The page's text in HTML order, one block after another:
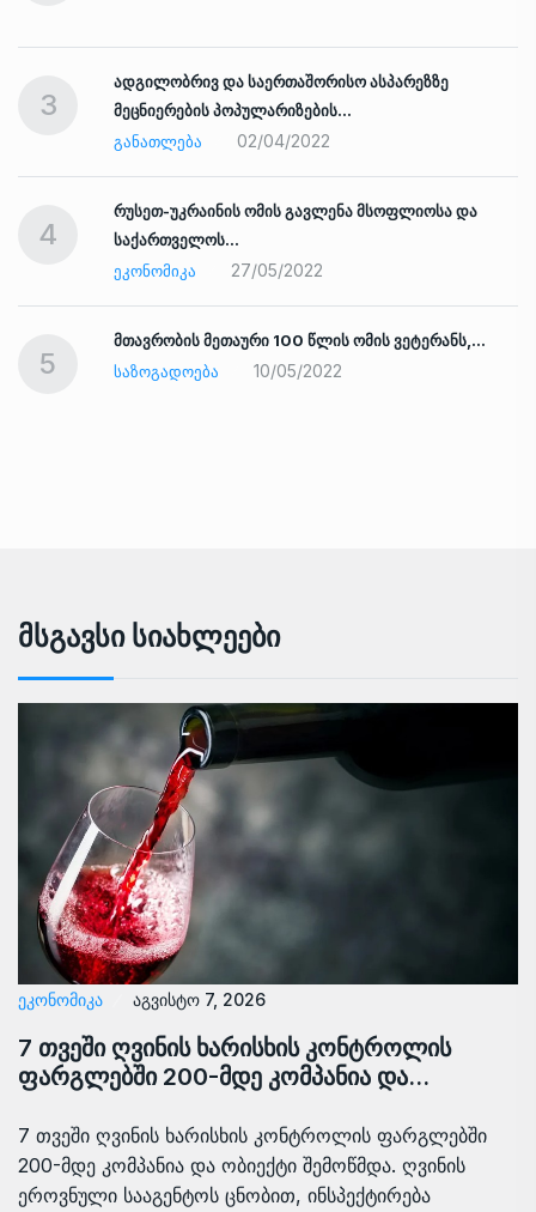
3
ადგილობრივ და საერთაშორისო ასპარეზზე
მეცნიერების პოპულარიზების…
ᲒᲐᲜᲐᲗᲚᲔᲑᲐ
02/04/2022
4
რუსეთ-უკრაინის ომის გავლენა მსოფლიოსა და
საქართველოს…
ᲔᲙᲝᲜᲝᲛᲘᲙᲐ
27/05/2022
5
მთავრობის მეთაური 100 წლის ომის ვეტერანს,…
ᲡᲐᲖᲝᲒᲐᲓᲝᲔᲑᲐ
10/05/2022
Მსგავსი Სიახლეები
ᲔᲙᲝᲜᲝᲛᲘᲙᲐ აგვისტო 7, 2026
7 თვეში ღვინის ხარისხის კონტროლის
ფარგლებში 200-მდე კომპანია და…
7 თვეში ღვინის ხარისხის კონტროლის ფარგლებში
200-მდე კომპანია და ობიექტი შემოწმდა. ღვინის
ეროვნული სააგენტოს ცნობით, ინსპექტირება